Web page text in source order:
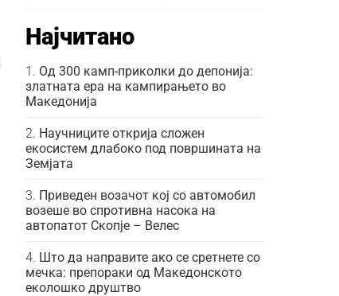
Најчитано
Од 300 камп-приколки до депонија:
златната ера на кампирањето во
Македонија
Научниците открија сложен
екосистем длабоко под површината на
Земјата
Приведен возачот кој со автомобил
возеше во спротивна насока на
автопатот Скопје – Велес
Што да направите ако се сретнете со
мечка: препораки од Македонското
еколошко друштво